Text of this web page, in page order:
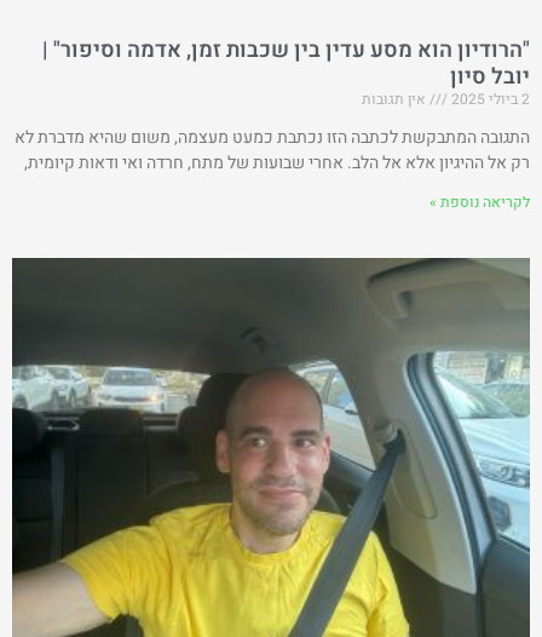
"הרודיון הוא מסע עדין בין שכבות זמן, אדמה וסיפור" |
יובל סיון
2 ביולי 2025 אין תגובות
התגובה המתבקשת לכתבה הזו נכתבת כמעט מעצמה, משום שהיא מדברת לא
רק אל ההיגיון אלא אל הלב. אחרי שבועות של מתח, חרדה ואי ודאות קיומית,
לקריאה נוספת »